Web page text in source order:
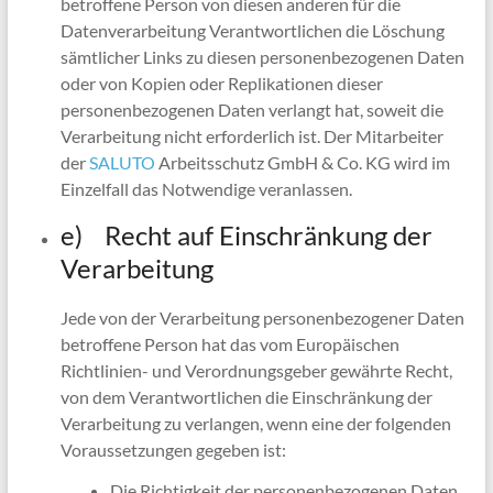
Datenverarbeitung Verantwortlichen die Löschung
sämtlicher Links zu diesen personenbezogenen Daten
oder von Kopien oder Replikationen dieser
personenbezogenen Daten verlangt hat, soweit die
Verarbeitung nicht erforderlich ist. Der Mitarbeiter
derSALUTO Arbeitsschutz GmbH & Co. KG wird im
Einzelfall das Notwendige veranlassen.
e) Recht auf Einschränkung der
Verarbeitung
Jede von der Verarbeitung personenbezogener Daten
betroffene Person hat das vom Europäischen
Richtlinien- und Verordnungsgeber gewährte Recht,
von dem Verantwortlichen die Einschränkung der
Verarbeitung zu verlangen, wenn eine der folgenden
Voraussetzungen gegeben ist: